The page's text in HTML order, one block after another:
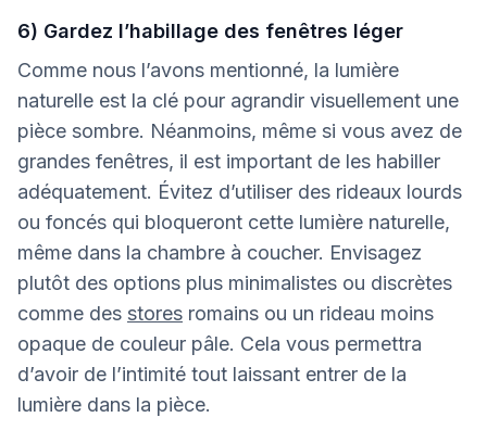
6) Gardez l’habillage des fenêtres léger
Comme nous l’avons mentionné, la lumière
naturelle est la clé pour agrandir visuellement une
pièce sombre. Néanmoins, même si vous avez de
grandes fenêtres, il est important de les habiller
adéquatement. Évitez d’utiliser des rideaux lourds
ou foncés qui bloqueront cette lumière naturelle,
même dans la chambre à coucher. Envisagez
plutôt des options plus minimalistes ou discrètes
comme des stores romains ou un rideau moins
opaque de couleur pâle. Cela vous permettra
d’avoir de l’intimité tout laissant entrer de la
lumière dans la pièce.